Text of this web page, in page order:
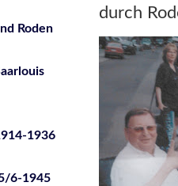
Roden
1936
6-1945
durch